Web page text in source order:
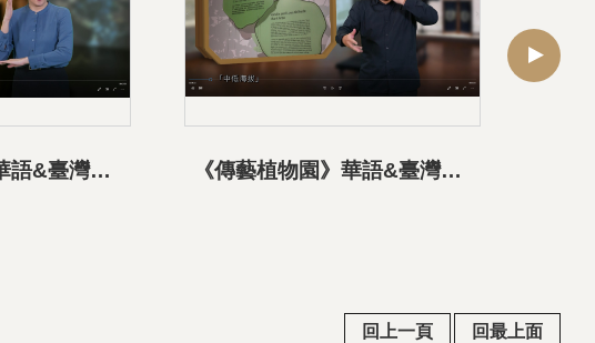
《傳藝植物園》華語&臺灣手語導覽影片-02生命之樹展區 《傳藝植物園》華語&臺灣手語導覽影片-03中高、中低海拔及水岸、海岸植物區
回上一頁 回最上面